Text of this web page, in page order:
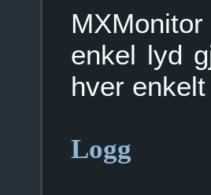
enkel lyd
hver
Logg